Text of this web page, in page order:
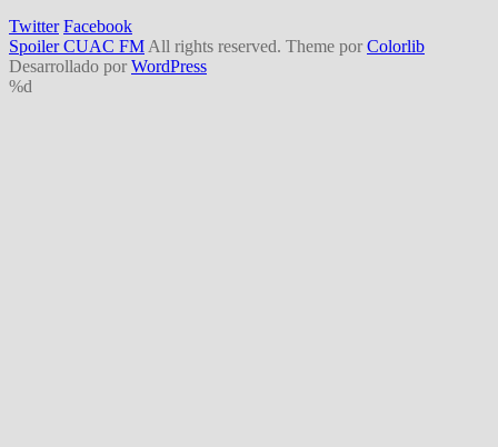
Twitter Facebook
Spoiler CUAC FM All rights reserved. Theme por Colorlib
Desarrollado por WordPress
%d